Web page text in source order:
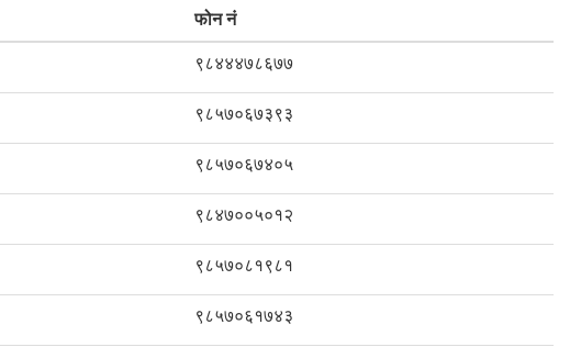
फोन नं
९८४४४७८६७७
९८५७०६७३९३
९८५७०६७४०५
९८४७००५०१२
९८५७०८१९८१
९८५७०६१७४३